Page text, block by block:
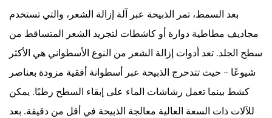
بعد السمط، تمر الذبيحة عبر آلة إزالة الشعر، والتي تستخدم
مجاديف مطاطية دوارة أو كاشطات لتجريد الشعر المتساقط من
سطح الجلد. تعد أدوات إزالة الشعر من النوع الأسطواني هي الأكثر
شيوعًا - حيث تتدحرج الذبيحة عبر أسطوانة أفقية مزودة بعناصر
كشط بينما تعمل رشاشات الماء على إبقاء السطح رطبًا. يمكن
للآلات ذات السعة العالية معالجة الذبيحة في أقل من دقيقة. بعد